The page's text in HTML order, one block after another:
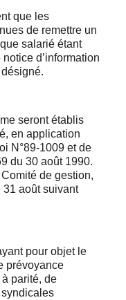
que les
de remettre un
salarié étant
d’information
seront établis
en application
N°89-1009 et de
du 30 août 1990.
de gestion,
31 août suivant
pour objet le
prévoyance
parité, de